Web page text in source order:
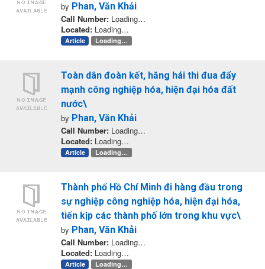
by Phan, Văn Khải
Call Number: Loading…
Located: Loading…
Article Loading…
Toàn dân đoàn kết, hăng hái thi đua đẩy
mạnh công nghiệp hóa, hiện đại hóa đất
nước\
by Phan, Văn Khải
Call Number: Loading…
Located: Loading…
Article Loading…
Thành phố Hồ Chí Minh đi hàng đầu trong
sự nghiệp công nghiệp hóa, hiện đại hóa,
tiến kịp các thành phố lớn trong khu vực\
by Phan, Văn Khải
Call Number: Loading…
Located: Loading…
Article Loading…